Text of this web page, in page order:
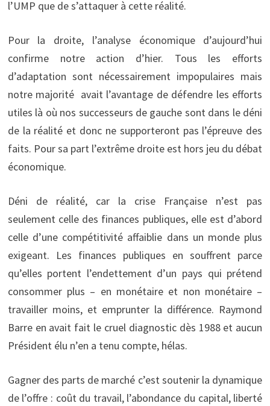
l’UMP que de s’attaquer à cette réalité.
Pour la droite, l’analyse économique d’aujourd’hui
confirme notre action d’hier. Tous les efforts
d’adaptation sont nécessairement impopulaires mais
notre majorité avait l’avantage de défendre les efforts
utiles là où nos successeurs de gauche sont dans le déni
de la réalité et donc ne supporteront pas l’épreuve des
faits. Pour sa part l’extrême droite est hors jeu du débat
économique.
Déni de réalité, car la crise Française n’est pas
seulement celle des finances publiques, elle est d’abord
celle d’une compétitivité affaiblie dans un monde plus
exigeant. Les finances publiques en souffrent parce
qu’elles portent l’endettement d’un pays qui prétend
consommer plus – en monétaire et non monétaire –
travailler moins, et emprunter la différence. Raymond
Barre en avait fait le cruel diagnostic dès 1988 et aucun
Président élu n’en a tenu compte, hélas.
Gagner des parts de marché c’est soutenir la dynamique
de l’offre : coût du travail, l’abondance du capital, liberté